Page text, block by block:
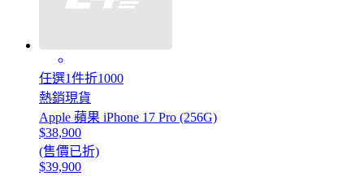
任選1件折1000
熱銷現貨
Apple 蘋果 iPhone 17 Pro (256G)
$38,900
(售價已折)
$39,900